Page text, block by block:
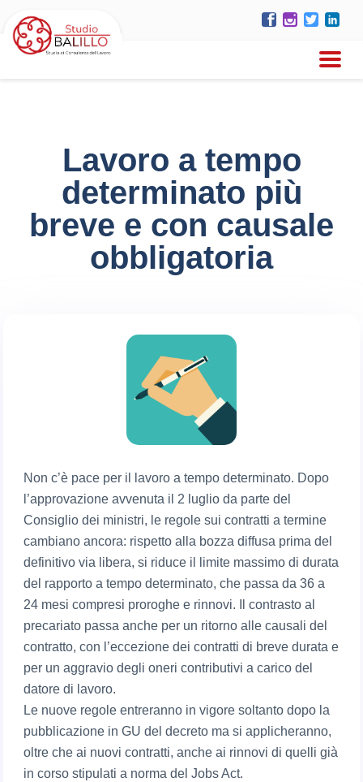
Lavoro a tempo
determinato più
breve e con causale
obbligatoria
Non c’è pace per il lavoro a tempo determinato. Dopo
l’approvazione avvenuta il 2 luglio da parte del
Consiglio dei ministri, le regole sui contratti a termine
cambiano ancora: rispetto alla bozza diffusa prima del
definitivo via libera, si riduce il limite massimo di durata
del rapporto a tempo determinato, che passa da 36 a
24 mesi compresi proroghe e rinnovi. Il contrasto al
precariato passa anche per un ritorno alle causali del
contratto, con l’eccezione dei contratti di breve durata e
per un aggravio degli oneri contributivi a carico del
datore di lavoro.
Le nuove regole entreranno in vigore soltanto dopo la
pubblicazione in GU del decreto ma si applicheranno,
oltre che ai nuovi contratti, anche ai rinnovi di quelli già
in corso stipulati a norma del Jobs Act.